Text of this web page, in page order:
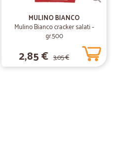
02/03/2020
MULINO BIANCO
Mulino Bianco cracker salati -
gr.500
2,85 € 3,05 €